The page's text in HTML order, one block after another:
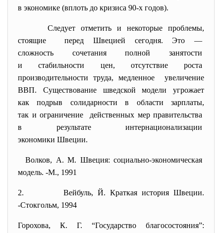
в экономике (вплоть до кризиса 90-х годов).
Следует отметить и некоторые проблемы,
стоящие перед Швецией сегодня. Это —
сложность сочетания полной занятости
и стабильности цен, отсутствие роста
производительности труда, медленное увеличение
ВВП. Существование шведской модели угрожает
как подрыв солидарности в области зарплаты,
так и ограничение действенных мер правительства
в результате интернационализации
экономики Швеции.
Волков, А. М. Швеция: социально-экономическая
модель. -М., 1991
2. Вейбуль, Й. Краткая история Швеции.
-Стокгольм, 1994
Горохова, К. Г. “Государство благосостояния”: